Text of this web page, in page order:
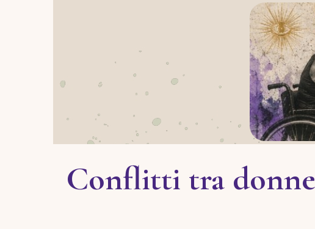
Conflitti tra